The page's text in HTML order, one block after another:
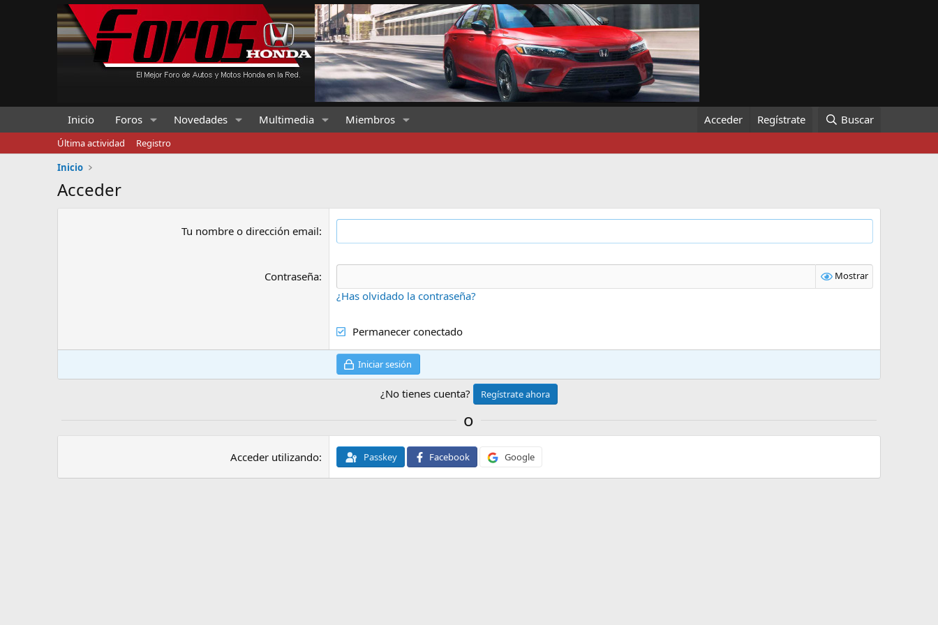
Inicio Foros Novedades Multimedia Miembros Acceder Regístrate Buscar
Última actividad
Registro
Inicio
Acceder
Tu nombre o dirección email
Contraseña Mostrar
¿Has olvidado la contraseña?
Permanecer conectado
Iniciar sesión
¿No tienes cuenta? Regístrate ahora
o
Acceder utilizando Passkey Facebook Google